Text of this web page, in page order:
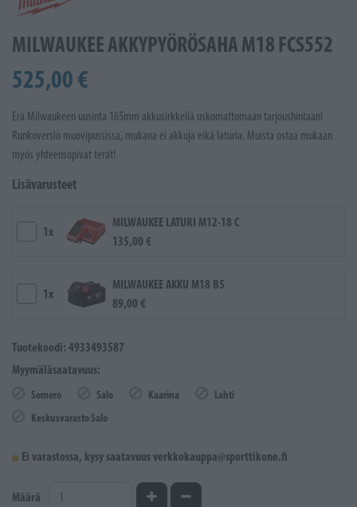
MILWAUKEE AKKYPYÖRÖSAHA M18 FCS552
525,00 €
Erä Milwaukeen uusinta 165mm akkusirkkeliä uskomattomaan tarjoushintaan!
Runkoversio muovipussissa, mukana ei akkuja eikä laturia. Muista ostaa mukaan
myös yhteensopivat terät!
Lisävarusteet
1x
MILWAUKEE LATURI M12-18 C
135,00 €
1x
MILWAUKEE AKKU M18 B5
89,00 €
Tuotekoodi: 4933493587
Myymäläsaatavuus:
Somero Salo Kaarina
Lahti
Keskusvarasto Salo
Ei varastossa, kysy saatavuus verkkokauppa@sporttikone.fi
Määrä Kasvata määrääVähennä määrää